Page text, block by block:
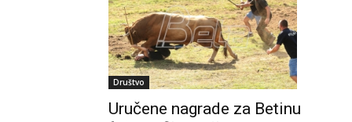
Društvo
Uručene nagrade za Betinu